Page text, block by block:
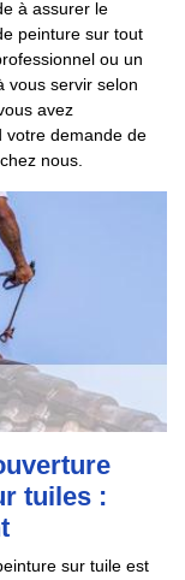
à assurer le
peinture sur tout
ou un
vous servir selon
avez
votre demande de
nous.
tuiles :
sur tuile est